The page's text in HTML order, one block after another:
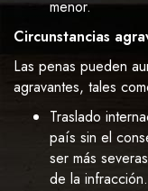
menor.
Circunstancias
Las penas pueden
agravantes, tales
Traslado
país sin el
ser más
de la infracción.